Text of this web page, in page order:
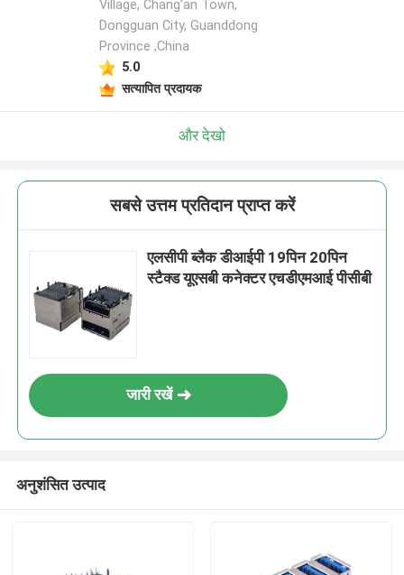
Village, Chang'an Town,
Dongguan City, Guanddong
Province ,China
5.0
सत्यापित प्रदायक
और देखो
सबसे उत्तम प्रतिदान प्राप्त करें
एलसीपी ब्लैक डीआईपी 19पिन 20पिन
स्टैक्ड यूएसबी कनेक्टर एचडीएमआई पीसीबी
जारी रखें
अनुशंसित उत्पाद